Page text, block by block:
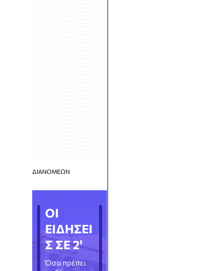
ΔΙΑΝΟΜΕΩΝ
ΟΙ
ΕΙΔΗΣΕΙ
Σ ΣΕ 2'
Όσα πρέπει